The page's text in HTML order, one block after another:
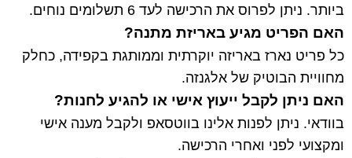
ביותר. ניתן לפרוס את הרכישה לעד 6 תשלומים נוחים.
האם הפריט מגיע באריזת מתנה?
כל פריט נארז באריזה יוקרתית וממותגת בקפידה, כחלק
מחוויית הבוטיק של אלגנזה.
האם ניתן לקבל ייעוץ אישי או להגיע לחנות?
בוודאי. ניתן לפנות אלינו בווטסאפ ולקבל מענה אישי
ומקצועי לפני ואחרי הרכישה.